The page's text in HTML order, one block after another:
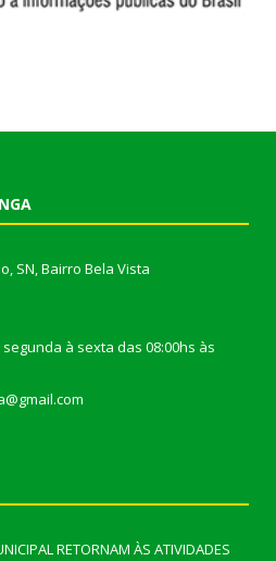
SN, Bairro Bela Vista
à sexta das 08:00hs às
RETORNAM ÀS ATIVIDADES